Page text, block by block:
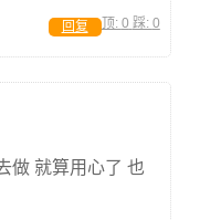
顶: 0 踩: 0
回复
做 就算用心了 也